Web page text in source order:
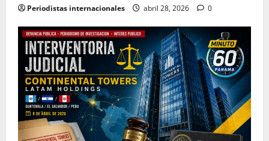
Periodistas internacionales abril 28, 2026 0